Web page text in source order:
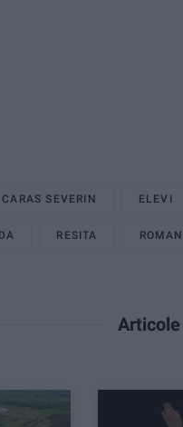
CARAS SEVERIN ELEVI
RESITA